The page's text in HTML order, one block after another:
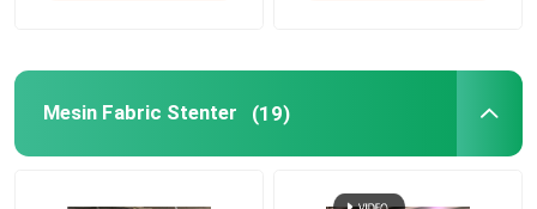
Loop Steamer mesin
Mesin Fabric Stenter (19)